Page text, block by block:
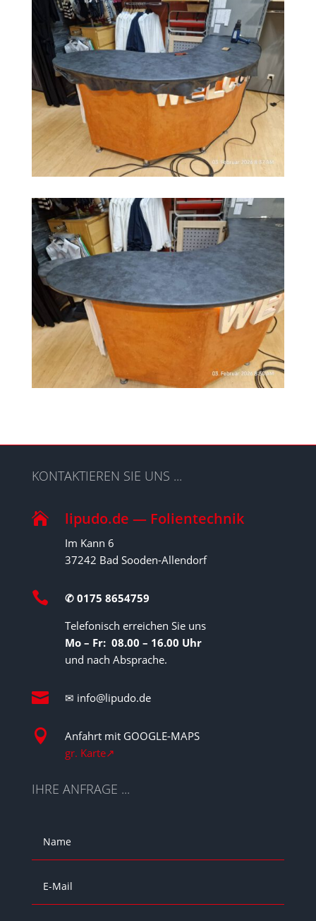
KONTAKTIEREN SIE UNS ...
 lipudo.de — Folientechnik
Im Kann 6
37242 Bad Sooden-Allendorf

✆ 0175 8654759
Telefonisch erreichen Sie uns
Mo – Fr: 08.00 – 16.00 Uhr
und nach Absprache.
 ✉ info@lipudo.de

Anfahrt mit GOOGLE-MAPS
gr. Karte↗︎
IHRE ANFRAGE ...